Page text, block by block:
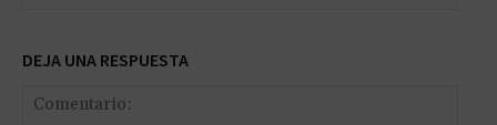
DEJA UNA RESPUESTA